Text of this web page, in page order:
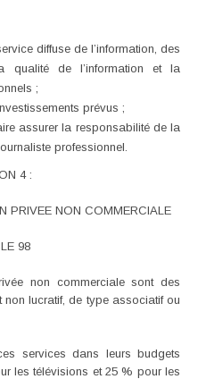
diffuse de l’information, des
qualité de l’information et la
;
prévus ;
assurer la responsabilité de la
professionnel.
4 :
PRIVEE NON COMMERCIALE
98
non commerciale sont des
lucratif, de type associatif ou
services dans leurs budgets
les télévisions et 25 % pour les